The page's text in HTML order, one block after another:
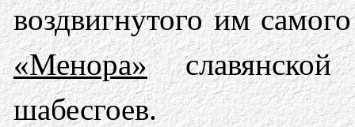
воздвигнутого им
«Менора»славянской
шабесгоев.